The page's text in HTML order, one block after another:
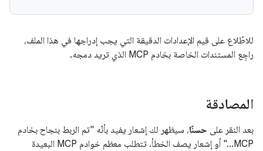
للاطّلاع على قيم الإعدادات الدقيقة التي يجب إدراجها في هذا الملف،
راجِع المستندات الخاصة بخادم MCP الذي تريد دمجه.
المصادقة
بعد النقر على حسنًا، سيظهر لك إشعار يفيد بأنّه "تم الربط بنجاح بخادم
MCP..." أو إشعار يصف الخطأ. تتطلب معظم خوادم MCP البعيدة